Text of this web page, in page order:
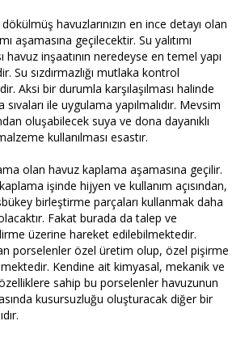
havuzlarınızın en ince detayı olan
aşamasına geçilecektir. Su yalıtımı
havuz inşaatının neredeyse en temel yapı
Su sızdırmazlığı mutlaka kontrol
Aksi bir durumla karşılaşılması halinde
sıvaları ile uygulama yapılmalıdır. Mevsim
oluşabilecek suya ve dona dayanıklı
kullanılması esastır.
olan havuz kaplama aşamasına geçilir.
kaplama işinde hijyen ve kullanım açısından,
birleştirme parçaları kullanmak daha
Fakat burada da talep ve
üzerine hareket edilebilmektedir.
porselenler özel üretim olup, özel pişirme
Kendine ait kimyasal, mekanik ve
sahip bu porselenler havuzunun
kusursuzluğu oluşturacak diğer bir